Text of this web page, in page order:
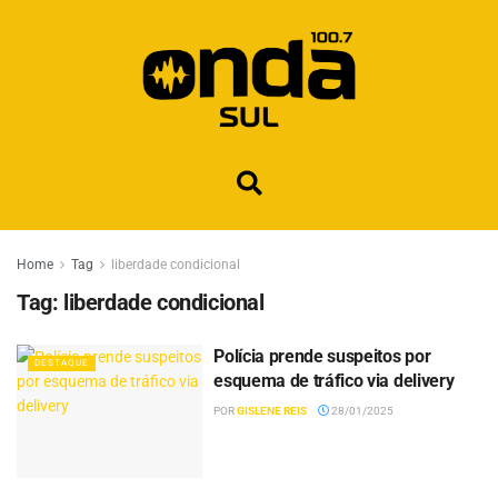
Home Tag liberdade condicional
Tag: liberdade condicional
DESTAQUE
Polícia prende suspeitos por
esquema de tráfico via delivery
PORGISLENE REIS 28/01/2025